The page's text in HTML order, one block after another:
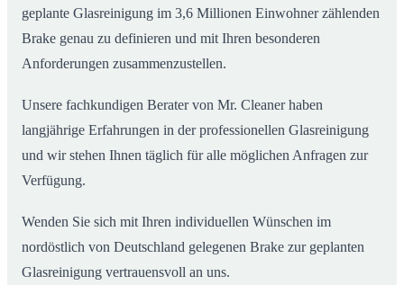
geplante Glasreinigung im 3,6 Millionen Einwohner zählenden
Brake genau zu definieren und mit Ihren besonderen
Anforderungen zusammenzustellen.
Unsere fachkundigen Berater von Mr. Cleaner haben
langjährige Erfahrungen in der professionellen Glasreinigung
und wir stehen Ihnen täglich für alle möglichen Anfragen zur
Verfügung.
Wenden Sie sich mit Ihren individuellen Wünschen im
nordöstlich von Deutschland gelegenen Brake zur geplanten
Glasreinigung vertrauensvoll an uns.